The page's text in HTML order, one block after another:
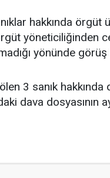
hakkında örgüt
yöneticiliğinden
yönünde
3 sanık
dava dosyasının